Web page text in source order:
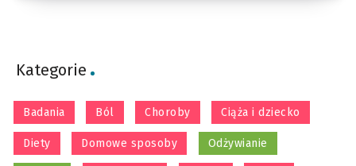
Kategorie
Badania Ból Choroby Ciąża i dziecko
Diety Domowe sposoby Odżywianie